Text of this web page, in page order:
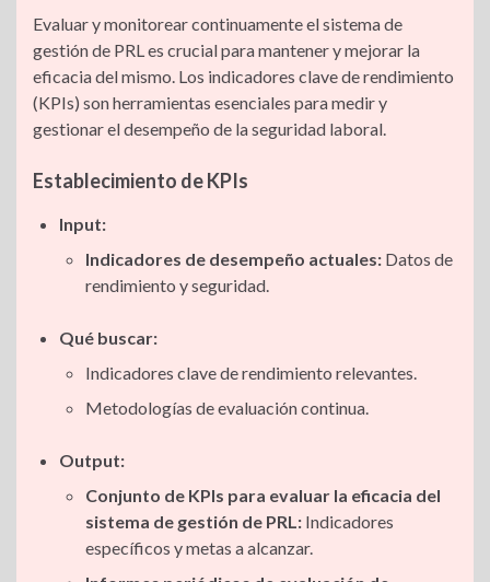
Evaluar y monitorear continuamente el sistema de
gestión de PRL es crucial para mantener y mejorar la
eficacia del mismo. Los indicadores clave de rendimiento
(KPIs) son herramientas esenciales para medir y
gestionar el desempeño de la seguridad laboral.
Establecimiento de KPIs
Input:
Indicadores de desempeño actuales: Datos de
rendimiento y seguridad.
Qué buscar:
Indicadores clave de rendimiento relevantes.
Metodologías de evaluación continua.
Output:
Conjunto de KPIs para evaluar la eficacia del
sistema de gestión de PRL: Indicadores
específicos y metas a alcanzar.